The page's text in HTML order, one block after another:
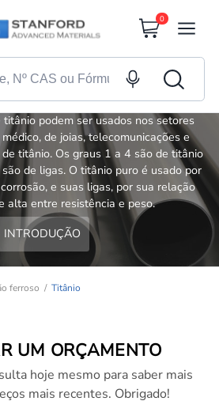
0
Titânio
podem ser usados nos setores
de joias, telecomunicações e
titânio. Os graus 1 a 4 são de titânio
de ligas. O titânio puro é usado por
e suas ligas, por sua relação
alta entre resistência e peso.
INTRODUÇÃO
ferroso Titânio
UM ORÇAMENTO
hoje mesmo para saber mais
mais recentes. Obrigado!